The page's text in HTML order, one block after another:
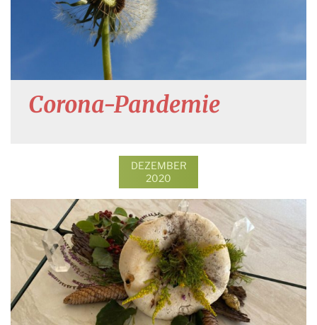
Corona-Pandemie
DEZEMBER
2020